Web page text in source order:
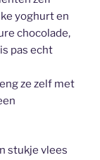
yoghurt en
chocolade,
pas echt
ze zelf met
stukje vlees